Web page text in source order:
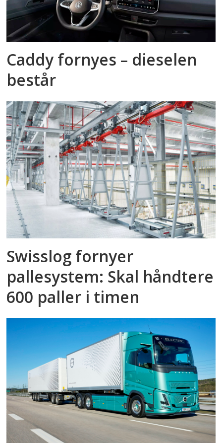
Caddy fornyes – dieselen
består
Swisslog fornyer
pallesystem: Skal håndtere
600 paller i timen